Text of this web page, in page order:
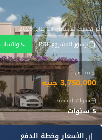
برشور المشروع PDF واتساب
آخر تحديث للأسعار: 23 يناير 2026
يبدأ من
3,750,000 جنيه
سنوات التقسيط
5 سنوات
الأسعار وخطة الدفع